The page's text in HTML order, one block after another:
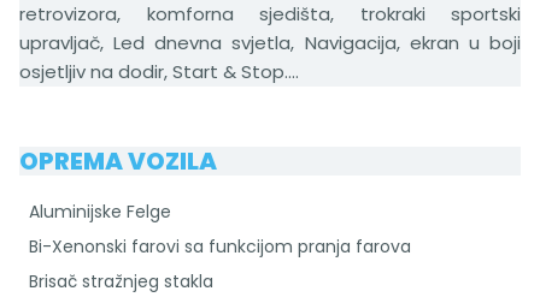
retrovizora, komforna sjedišta, trokraki sportski
upravljač, Led dnevna svjetla, Navigacija, ekran u boji
osjetljiv na dodir, Start & Stop....
OPREMA VOZILA
Aluminijske Felge
Bi-Xenonski farovi sa funkcijom pranja farova
Brisač stražnjeg stakla